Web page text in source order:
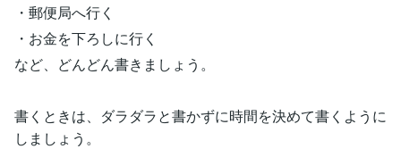
・郵便局へ行く
・お金を下ろしに行く
など、どんどん書きましょう。
書くときは、ダラダラと書かずに時間を決めて書くように
しましょう。